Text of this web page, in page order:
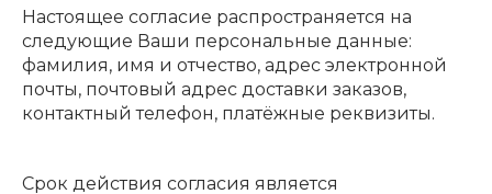
Настоящее согласие распространяется на
следующие Ваши персональные данные:
фамилия, имя и отчество, адрес электронной
почты, почтовый адрес доставки заказов,
контактный телефон, платёжные реквизиты.
Срок действия согласия является